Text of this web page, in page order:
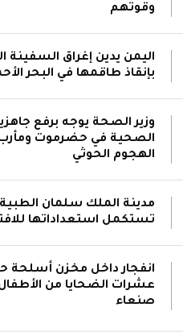
سيكون رادعاً واستعادة الدولة
نجران جراء اعتداءات حوثية
الأعيان المدنية
نائب رئيس مجلس القيادة الفريق
صالح: جرائم الحوثي لن تثني
أداء واجبها الوطني واستعادة
صنعاء
وقوتهم
اليمن يدين إغراق السفينة
بإنقاذ طاقمها في البحر
وزير الصحة يوجه برفع
الصحية في حضرموت
الهجوم الحوثي
مدينة الملك سلمان الطبية
تستكمل استعداداتها
انفجار داخل مخزن أسلحة
عشرات الضحايا من
صنعاء